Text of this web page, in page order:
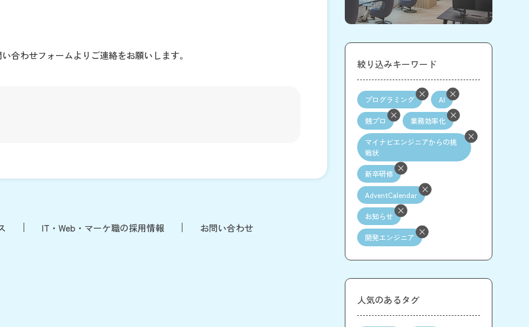
合わせフォームよりご連絡をお願いします。
IT・Web・マーケ職の採用情報 お問い合わせ
絞り込みキーワード
プログラミング AI
競プロ 業務効率化
マイナビエンジニアからの挑
戦状
新卒研修
AdventCalendar
お知らせ
開発エンジニア
人気のあるタグ